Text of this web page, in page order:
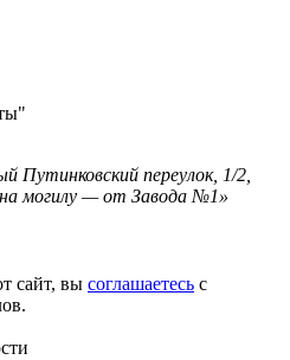
Путинковский переулок, 1/2,
могилу — от Завода №1»
сайт, вы соглашаетесь с